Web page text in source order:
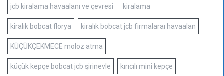
jcb kiralama havaalanı ve çevresi kiralama
kiralık bobcat florya kiralık bobcat jcb firmalaraı havaalan
KÜÇÜKÇEKMECE moloz atma
küçük kepçe bobcat jcb şirinevle kırıcılı mini kepçe